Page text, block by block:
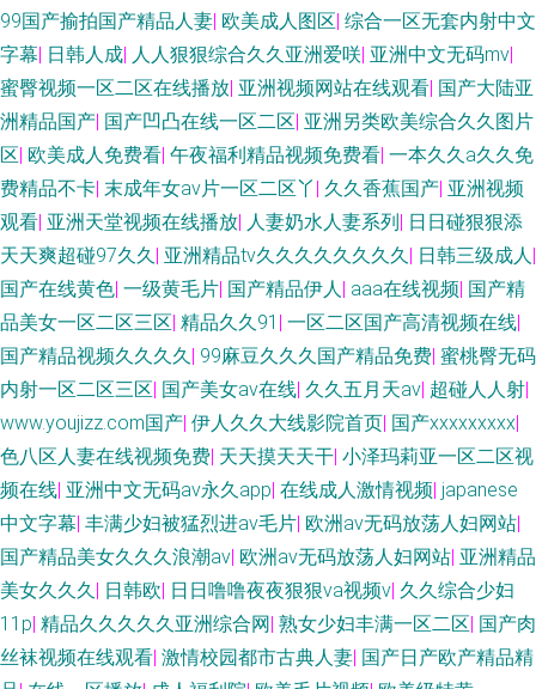
99国产揄拍国产精品人妻| 欧美成人图区| 综合一区无套内射中文
字幕| 日韩人成| 人人狠狠综合久久亚洲爱咲| 亚洲中文无码mv|
蜜臀视频一区二区在线播放| 亚洲视频网站在线观看| 国产大陆亚
洲精品国产| 国产凹凸在线一区二区| 亚洲另类欧美综合久久图片
区| 欧美成人免费看| 午夜福利精品视频免费看| 一本久久a久久免
费精品不卡| 末成年女av片一区二区丫 | 久久香蕉国产| 亚洲视频
观看| 亚洲天堂视频在线播放| 人妻奶水人妻系列| 日日碰狠狠添
天天爽超碰97久久| 亚洲精品tv久久久久久久久久| 日韩三级成人|
国产在线黄色| 一级黄毛片| 国产精品伊人| aaa在线视频| 国产精
品美女一区二区三区| 精品久久91 | 一区二区国产高清视频在线|
国产精品视频久久久久| 99麻豆久久久国产精品免费| 蜜桃臀无码
内射一区二区三区| 国产美女av在线| 久久五月天av| 超碰人人射|
www.youjizz.com国产| 伊人久久大线影院首页| 国产xxxxxxxxx|
色八区人妻在线视频免费| 天天摸天天干| 小泽玛莉亚一区二区视
频在线| 亚洲中文无码av永久app| 在线成人激情视频| japanese
中文字幕| 丰满少妇被猛烈进av毛片| 欧洲av无码放荡人妇网站|
国产精品美女久久久浪潮av| 欧洲av无码放荡人妇网站| 亚洲精品
美女久久久| 日韩欧| 日日噜噜夜夜狠狠va视频v| 久久综合少妇
11p| 精品久久久久久亚洲综合网| 熟女少妇丰满一区二区| 国产肉
丝袜视频在线观看| 激情校园都市古典人妻| 国产日产欧产精品精